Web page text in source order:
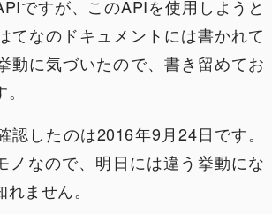
ですが、このAPIを使用しようと
てなのドキュメントには書かれて
動に気づいたので、書き留めてお
認したのは2016年9月24日です。
ノなので、明日には違う挙動にな
ません。